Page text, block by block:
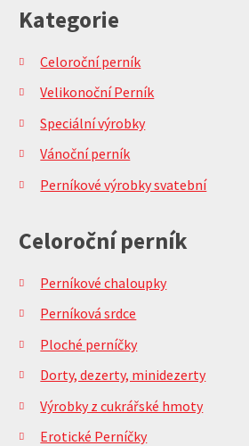
Kategorie
Celoroční perník
Velikonoční Perník
Speciální výrobky
Vánoční perník
Perníkové výrobky svatební
Celoroční perník
Perníkové chaloupky
Perníková srdce
Ploché perníčky
Dorty, dezerty, minidezerty
Výrobky z cukrářské hmoty
Erotické Perníčky